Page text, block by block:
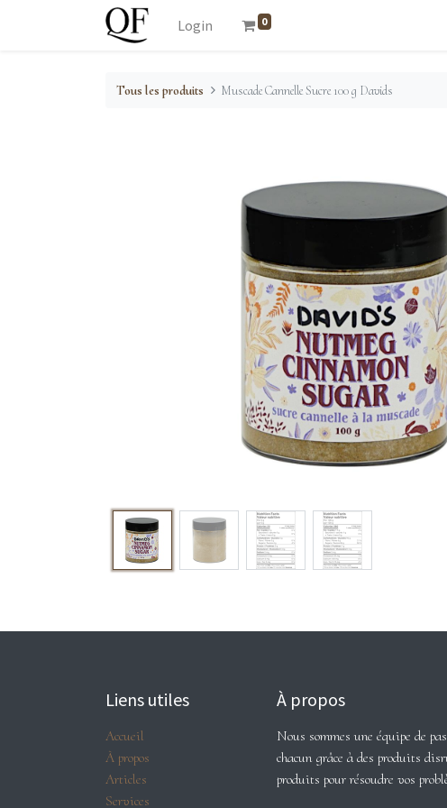
Login 0
Tous les produits Muscade Cannelle Sucre 100 g Davids
Liens utiles
Accueil
À propos
Articles
Services
À propos
Nous sommes une équipe de
chacun grâce à des produits
produits pour résoudre vos